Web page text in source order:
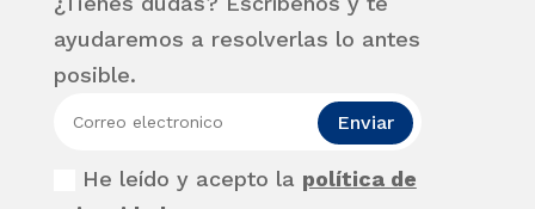
ayudaremos a resolverlas lo antes
posible.
He leído y acepto la política de
Enviar